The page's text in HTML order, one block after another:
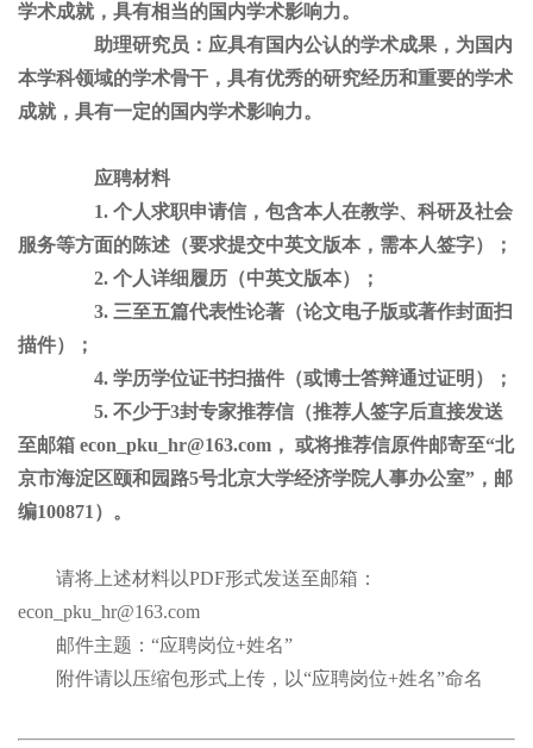
学术成就，具有相当的国内学术影响力。
助理研究员：应具有国内公认的学术成果，为国内
本学科领域的学术骨干，具有优秀的研究经历和重要的学术
成就，具有一定的国内学术影响力。
应聘材料
1. 个人求职申请信，包含本人在教学、科研及社会
服务等方面的陈述（要求提交中英文版本，需本人签字）；
2. 个人详细履历（中英文版本）；
3. 三至五篇代表性论著（论文电子版或著作封面扫
描件）；
4. 学历学位证书扫描件（或博士答辩通过证明）；
5. 不少于3封专家推荐信（推荐人签字后直接发送
至邮箱 econ_pku_hr@163.com， 或将推荐信原件邮寄至“北
京市海淀区颐和园路5号北京大学经济学院人事办公室”，邮
编100871）。
请将上述材料以PDF形式发送至邮箱：
econ_pku_hr@163.com
邮件主题：“应聘岗位+姓名”
附件请以压缩包形式上传，以“应聘岗位+姓名”命名